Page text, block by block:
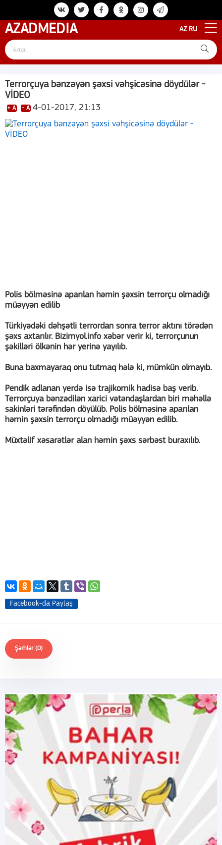
AZADMEDIA AZ RU
Terrorçuya bənzəyən şəxsi vəhşicəsinə döydülər -
VİDEO
+ A - A 4-01-2017, 21:13
Polis bölməsinə aparılan həmin şəxsin terrorçu olmadığı
müəyyən edilib
Türkiyədəki dəhşətli terrordan sonra terror aktını törədən
şəxs axtarılır. Bizimyol.info xəbər verir ki, terrorçunun
şəkilləri ölkənin hər yerinə yayılıb.
Buna baxmayaraq onu tutmaq hələ ki, mümkün olmayıb.
Pendik adlanan yerdə isə trajikomik hadisə baş verib.
Terrorçuya bənzədilən xarici vətəndaşlardan biri məhəllə
sakinləri tərəfindən döyülüb. Polis bölməsinə aparılan
həmin şəxsin terrorçu olmadığı müəyyən edilib.
Müxtəlif xəsarətlər alan həmin şəxs sərbəst buraxılıb.
Facebook-da Paylaş
Şərhlər (0)